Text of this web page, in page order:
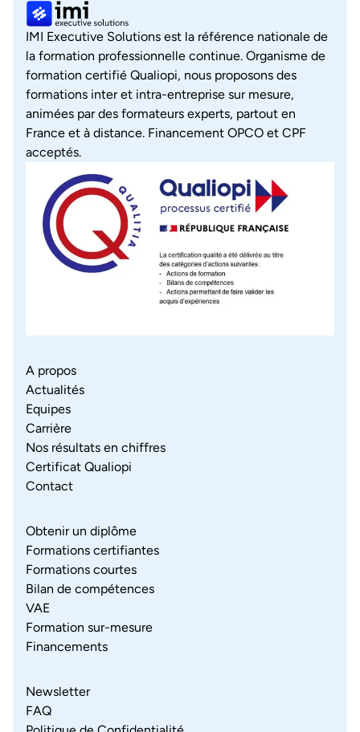
IMI Executive Solutions est la référence nationale de
la formation professionnelle continue. Organisme de
formation certifié Qualiopi, nous proposons des
formations inter et intra-entreprise sur mesure,
animées par des formateurs experts, partout en
France et à distance. Financement OPCO et CPF
acceptés.
A propos
Actualités
Equipes
Carrière
Nos résultats en chiffres
Certificat Qualiopi
Contact
Obtenir un diplôme
Formations certifiantes
Formations courtes
Bilan de compétences
VAE
Formation sur-mesure
Financements
Newsletter
FAQ